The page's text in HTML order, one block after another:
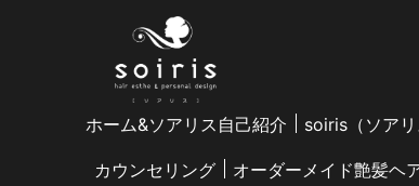
ホーム&ソアリス自己紹介
soiris（ソア
カウンセリング オーダーメイド艶髪ヘ